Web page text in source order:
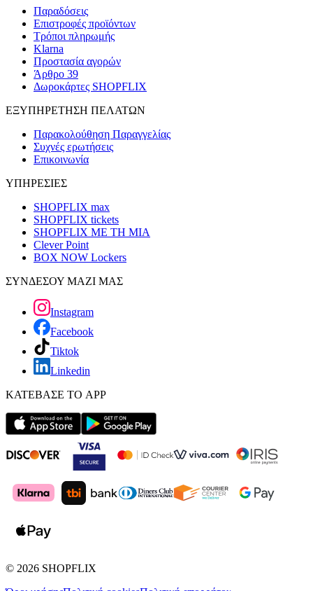
Παραδόσεις
Επιστροφές προϊόντων
Τρόποι πληρωμής
Klarna
Προστασία αγορών
Άρθρο 39
Δωροκάρτες SHOPFLIX
ΕΞΥΠΗΡΕΤΗΣΗ ΠΕΛΑΤΩΝ
Παρακολούθηση Παραγγελίας
Συχνές ερωτήσεις
Επικοινωνία
ΥΠΗΡΕΣΙΕΣ
SHOPFLIX max
SHOPFLIX tickets
SHOPFLIX ΜΕ ΤΗ ΜΙΑ
Clever Point
BOX NOW Lockers
ΣΥΝΔΕΣΟΥ ΜΑΖΙ ΜΑΣ
Instagram
Facebook
Tiktok
Linkedin
ΚΑΤΕΒΑΣΕ ΤΟ APP
© 2026 SHOPFLIX